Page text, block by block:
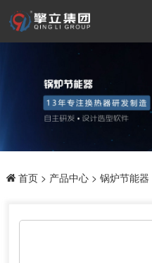
首页> 产品中心> 锅炉节能器